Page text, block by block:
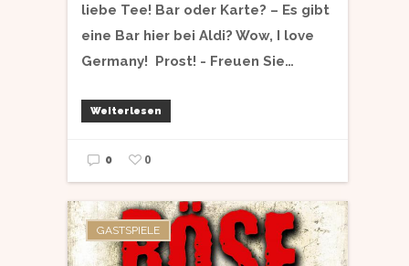
liebe Tee! Bar oder Karte? – Es gibt
eine Bar hier bei Aldi? Wow, I love
Germany! Prost! - Freuen Sie…
Weiterlesen
0 0
GASTSPIELE